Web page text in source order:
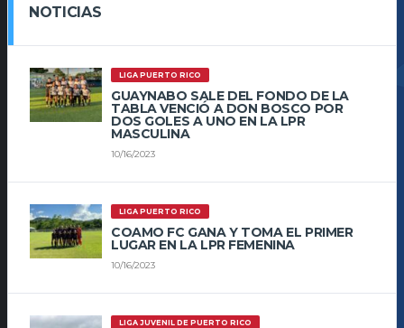
NOTICIAS
LIGA PUERTO RICO
GUAYNABO SALE DEL FONDO DE LA
TABLA VENCIÓ A DON BOSCO POR
DOS GOLES A UNO EN LA LPR
MASCULINA
10/16/2023
LIGA PUERTO RICO
COAMO FC GANA Y TOMA EL PRIMER
LUGAR EN LA LPR FEMENINA
10/16/2023
LIGA JUVENIL DE PUERTO RICO